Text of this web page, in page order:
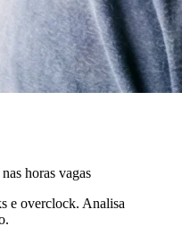
horas vagas
e overclock. Analisa